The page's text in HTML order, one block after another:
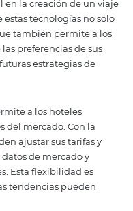
servicios, sino también
desde la búsqueda de
post-estancia. Este
obliga a los hoteles a
que les permitan
como un facilitador,
herramientas que
de gestión de
reservas online, cada
en la creación de